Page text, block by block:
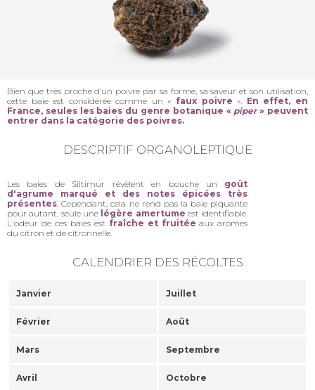
Bien que très proche d’un poivre par sa forme, sa saveur et son utilisation,
cette baie est considérée comme un « faux poivre ». En effet, en
France, seules les baies du genre botanique « piper» peuvent
entrer dans la catégorie des poivres.
DESCRIPTIF ORGANOLEPTIQUE
Les baies de Siltimur révèlent en bouche un goût
d'agrume marqué et des notes épicées très
présentes. Cependant, cela ne rend pas la baie piquante
pour autant, seule une légère amertume est identifiable.
L'odeur de ces baies est fraîche et fruitée aux arômes
du citron et de citronnelle.
CALENDRIER DES RÉCOLTES
Janvier Juillet
Février Août
Mars Septembre
Avril Octobre